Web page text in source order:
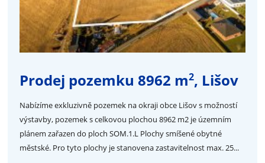
Prodej pozemku 8962 m2, Lišov
Nabízíme exkluzivně pozemek na okraji obce Lišov s možností
výstavby, pozemek s celkovou plochou 8962 m2 je územním
plánem zařazen do ploch SOM.1.L Plochy smíšené obytné
městské. Pro tyto plochy je stanovena zastavitelnost max. 25...